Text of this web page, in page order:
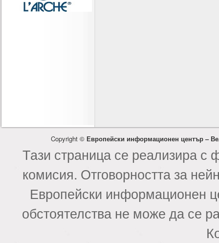
Copyright © Европейски информационен център –
Тази страница се реализира с
комисия. Отговорността за
Европейски информационен
обстоятелства не може да се